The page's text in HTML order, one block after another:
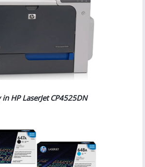
in HP LaserJet CP4525DN